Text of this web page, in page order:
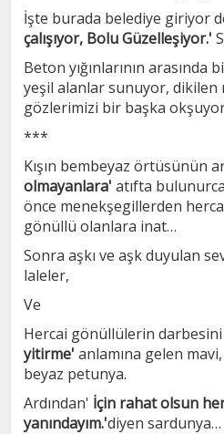
İşte burada belediye giriyor
çalışıyor, Bolu Güzelleşiyor.'
Beton yığınlarının
yeşil alanlar sunuyor, dikilen
gözlerimizi bir başka
***
Kışın bembeyaz örtüsünün
olmayanlara' atıfta
önce menekşegillerden
gönüllü olanlara inat…
Sonra aşkı ve aşk duyulan
laleler,
Ve
Hercai gönüllülerin
yitirme' anlamına gelen mavi,
beyaz petunya.
Ardından' İçin rahat olsun
yanındayım.'diyen sardunya…